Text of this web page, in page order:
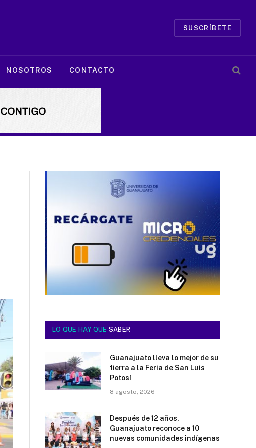
SUSCRÍBETE
NOSOTROS CONTACTO
LO QUE HAY QUE SABER
Guanajuato lleva lo mejor de su
tierra a la Feria de San Luis
Potosí
8 agosto, 2026
Después de 12 años,
Guanajuato reconoce a 10
nuevas comunidades indígenas